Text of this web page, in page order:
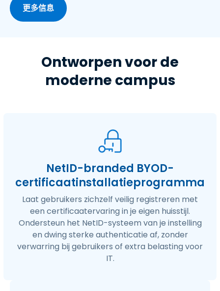
更多信息
Ontworpen voor de
moderne campus
NetID-branded BYOD-
certificaatinstallatieprogramma
Laat gebruikers zichzelf veilig registreren met
een certificaatervaring in je eigen huisstijl.
Ondersteun het NetID-systeem van je instelling
en dwing sterke authenticatie af, zonder
verwarring bij gebruikers of extra belasting voor
IT.